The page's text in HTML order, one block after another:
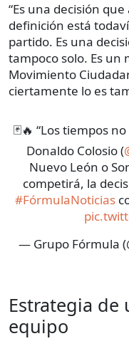
“Es una decisión
definición está
partido. Es una
tampoco solo. Es un
Movimiento
ciertamente lo es
🃏🔥 “Los tiempos
Donaldo Colosio (
Nuevo León o
competirá, la
#FórmulaNoticias
— Grupo Fórmula
Estrategia de
equipo